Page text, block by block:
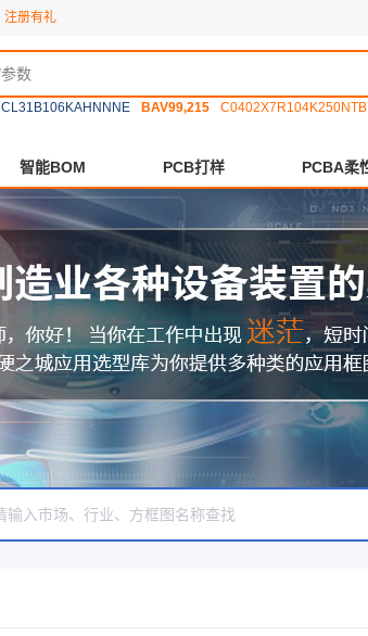
注册有礼
CL31B106KAHNNNE BAV99,215 C0402X7R104K250NTB
智能BOM PCB打样 PCBA柔